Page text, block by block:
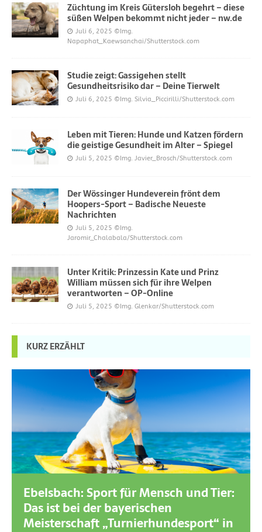
Züchtung im Kreis Gütersloh begehrt – diese
süßen Welpen bekommt nicht jeder – nw.de
Juli 6, 2025 ©Img.
Napaphat_Kaewsanchai/Shutterstock.com
Studie zeigt: Gassigehen stellt
Gesundheitsrisiko dar – Deine Tierwelt
Juli 6, 2025 ©Img. Silvia_Piccirilli/Shutterstock.com
Leben mit Tieren: Hunde und Katzen fördern
die geistige Gesundheit im Alter – Spiegel
Juli 5, 2025 ©Img. Javier_Brosch/Shutterstock.com
Der Wössinger Hundeverein frönt dem
Hoopers-Sport – Badische Neueste
Nachrichten
Juli 5, 2025 ©Img.
Jaromir_Chalabala/Shutterstock.com
Unter Kritik: Prinzessin Kate und Prinz
William müssen sich für ihre Welpen
verantworten – OP-Online
Juli 5, 2025 ©Img. Glenkar/Shutterstock.com
KURZ ERZÄHLT
Ebelsbach: Sport für Mensch und Tier:
Das ist bei der bayerischen
Meisterschaft „Turnierhundesport“ in